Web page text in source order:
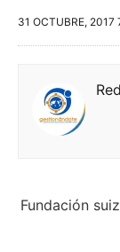
31 OCTUBRE, 2017
Fundación